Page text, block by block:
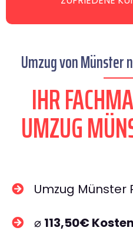
Umzug von Münster
IHR
UMZUG
Umzug Münster
⌀ 113,50€ Kosten